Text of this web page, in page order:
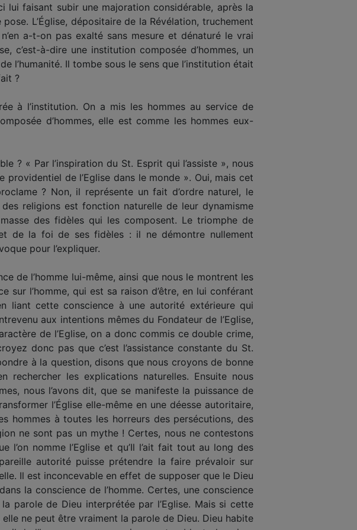
lui faisant subir une majoration considérable, après la
L’Église, dépositaire de la Révélation, truchement
a-t-on pas exalté sans mesure et dénaturé le vrai
c’est-à-dire une institution composée d’hommes, un
l’humanité. Il tombe sous le sens que l’institution était
?
à l’institution. On a mis les hommes au service de
d’hommes, elle est comme les hommes eux-
? « Par l’inspiration du St. Esprit qui l’assiste », nous
de l’Eglise dans le monde ». Oui, mais cet
? Non, il représente un fait d’ordre naturel, le
religions est fonction naturelle de leur dynamisme
des fidèles qui les composent. Le triomphe de
de la foi de ses fidèles : il ne démontre nullement
pour l’expliquer.
de l’homme lui-même, ainsi que nous le montrent les
sur l’homme, qui est sa raison d’être, en lui conférant
liant cette conscience à une autorité extérieure qui
aux intentions mêmes du Fondateur de l’Eglise,
de l’Eglise, on a donc commis ce double crime,
donc pas que c’est l’assistance constante du St.
à la question, disons que nous croyons de bonne
rechercher les explications naturelles. Ensuite nous
nous l’avons dit, que se manifeste la puissance de
l’Église elle-même en une déesse autoritaire,
hommes à toutes les horreurs des persécutions, des
ne sont pas un mythe ! Certes, nous ne contestons
l’on nomme l’Eglise et qu’Il l’ait fait tout au long des
autorité puisse prétendre la faire prévaloir sur
Il est inconcevable en effet de supposer que le Dieu
la conscience de l’homme. Certes, une conscience
parole de Dieu interprétée par l’Eglise. Mais si cette
ne peut être vraiment la parole de Dieu. Dieu habite